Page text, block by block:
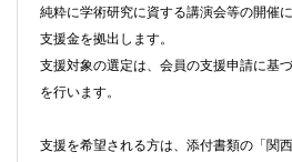
純粋に学術研究に資する講演会等の開催
支援金を拠出します。
支援対象の選定は、会員の支援申請に基
を行います。
支援を希望される方は、添付書類の「関